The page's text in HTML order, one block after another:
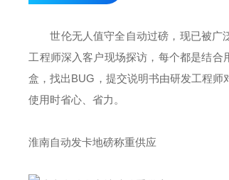
世伦无人值守全自动过磅，现已被广
工程师深入客户现场探访，每个都是结
盒，找出BUG，提交说明书由研发工程
使用时省心、省力。
淮南自动发卡地磅称重供应